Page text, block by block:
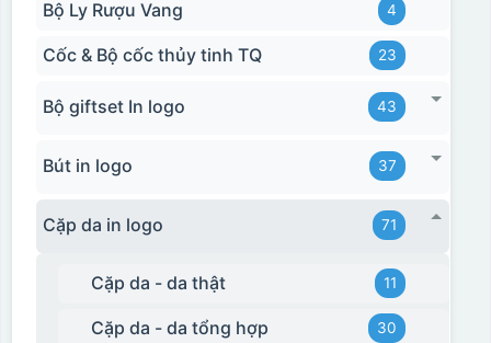
Bộ Ly Rượu Vang 4
Cốc & Bộ cốc thủy tinh TQ 23
Bộ giftset In logo 43
Bút in logo 37
Cặp da in logo 71
Cặp da - da thật 11
Cặp da - da tổng hợp 30